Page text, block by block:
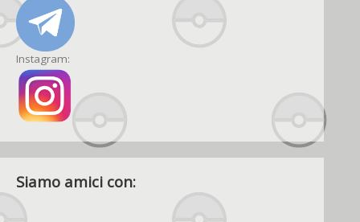
Instagram:
Siamo amici con: